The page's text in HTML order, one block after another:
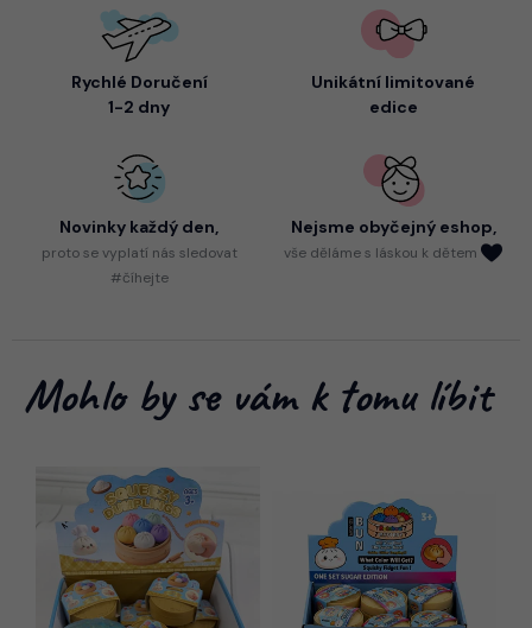
Rychlé Doručení
1-2 dny
Unikátní limitované
edice
Novinky každý den,
protose vyplatí nás sledovat
#číhejte
Nejsme obyčejný eshop,
vše děláme s láskou k dětem
Mohlo by se vám k tomu líbit